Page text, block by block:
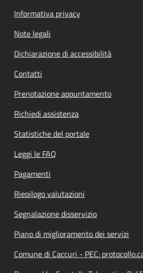
Informativa privacy
Note legali
Dichiarazione di accessibilità
Contatti
Prenotazione appuntamento
Richiedi assistenza
Statistiche del portale
Leggi le FAQ
Pagamenti
Riepilogo valutazioni
Segnalazione disservizio
Piano di miglioramento dei servizi
Comune di Caccuri - PEC: